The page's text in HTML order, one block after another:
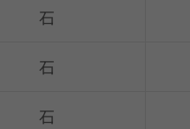
石
石
石